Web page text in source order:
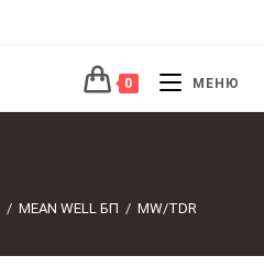
0 МЕНЮ
/ MEAN WELL БП / MW/TDR